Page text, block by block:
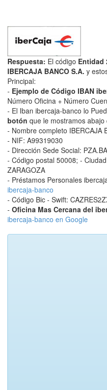
Respuesta: El código Entidad
IBERCAJA BANCO S.A. y
Principal:
- Ejemplo de Código IBAN
Número Oficina + Número
- El Iban ibercaja-banco lo
botón que le mostramos abajo
- Nombre completo IBERCAJA
- NIF: A99319030
- Dirección Sede Social:
- Código postal 50008; -
ZARAGOZA
- Préstamos Personales
ibercaja-banco
- Código Bic - Swift:
- Oficina Mas Cercana del
ibercaja-banco en Google